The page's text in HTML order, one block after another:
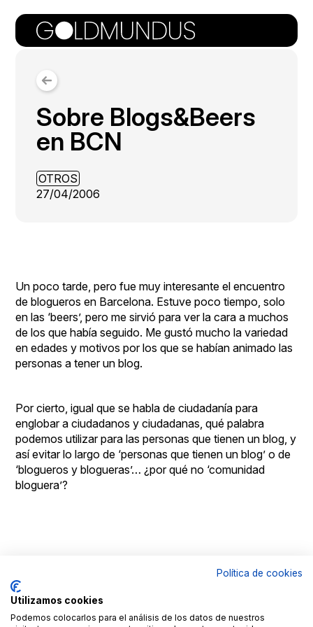
Sobre Blogs&Beers
en BCN
OTROS
27/04/2006
Un poco tarde, pero fue muy interesante el encuentro
de blogueros en Barcelona. Estuve poco tiempo, solo
en las ‘beers’, pero me sirvió para ver la cara a muchos
de los que había seguido. Me gustó mucho la variedad
en edades y motivos por los que se habían animado las
personas a tener un blog.
Por cierto, igual que se habla de ciudadanía para
englobar a ciudadanos y ciudadanas, qué palabra
podemos utilizar para las personas que tienen un blog, y
así evitar lo largo de ‘personas que tienen un blog’ o de
‘blogueros y blogueras’… ¿por qué no ‘comunidad
bloguera’?
LinkedIN
Fages
ByPolítica de cookies
Utilizamos cookies
Podemos colocarlos para el análisis de los datos de nuestros